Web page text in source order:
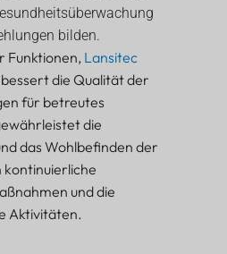
bilden.
Funktionen, Lansitec
die Qualität der
für betreutes
die
das Wohlbefinden der
und die
Aktivitäten.